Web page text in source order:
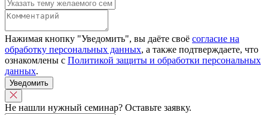
Нажимая кнопку "Уведомить", вы даёте своё согласие на
обработку персональных данных, а также подтверждаете, что
ознакомлены с Политикой защиты и обработки персональных
данных.
Уведомить
Не нашли нужный семинар? Оставьте заявку.